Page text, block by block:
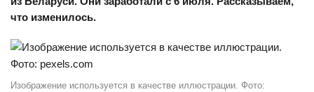
что изменилось.
Изображение используется в качестве иллюстрации. Фото: